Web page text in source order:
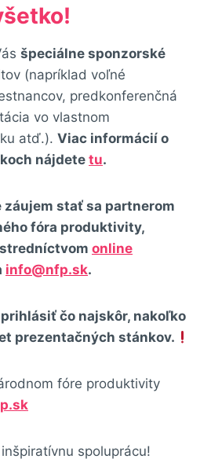
špeciálne sponzorské
(napríklad voľné
predkonferenčná
vo vlastnom
atď.). Viac informácií o
nájdete tu.
záujem stať sa partnerom
fóra produktivity,
online
info@nfp.sk.
čo najskôr, nakoľko
prezentačných stánkov.
fóre produktivity
spoluprácu!